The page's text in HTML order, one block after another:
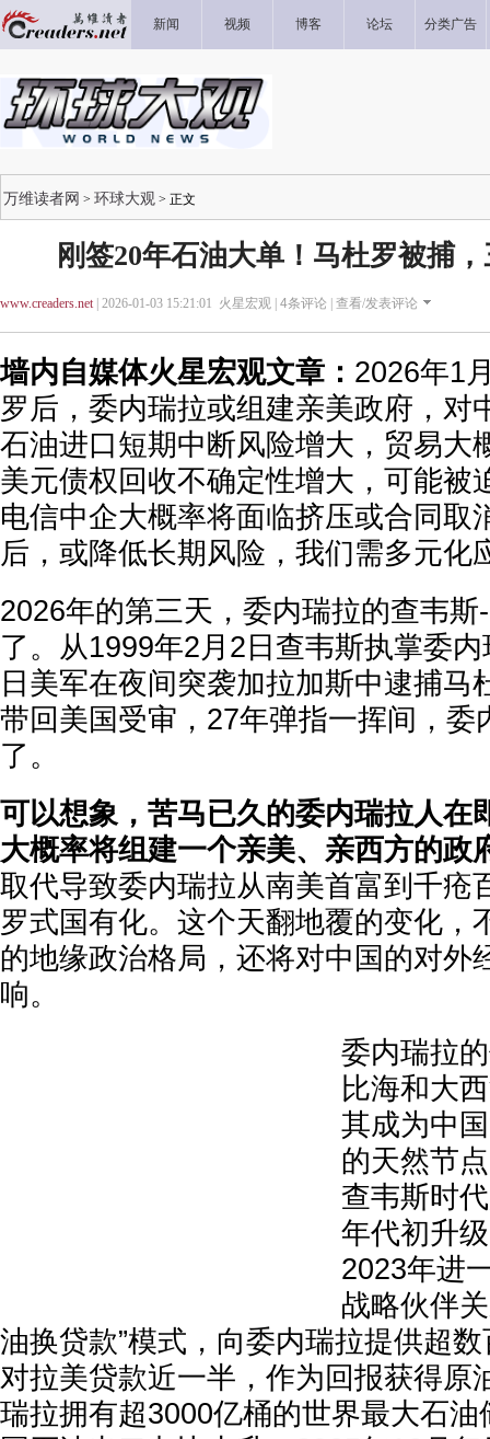
新闻 视频 博客 论坛 分类广告
万维读者网 > 环球大观 > 正文
刚签20年石油大单！马杜罗被捕
www.creaders.net| 2026-01-03 15:21:01 火星宏观 | 4条评论 | 查看/发表评论
墙内自媒体火星宏观文章： 2026年1
罗后，委内瑞拉或组建亲美政府，对
石油进口短期中断风险增大，贸易大
美元债权回收不确定性增大，可能被
电信中企大概率将面临挤压或合同取
后，或降低长期风险，我们需多元化
2026年的第三天，委内瑞拉的查韦
了。从1999年2月2日查韦斯执掌委
日美军在夜间突袭加拉加斯中逮捕马
带回美国受审，27年弹指一挥间，委
了。
可以想象，苦马已久的委内瑞拉人在
大概率将组建一个亲美、亲西方的政
取代导致委内瑞拉从南美首富到千疮
罗式国有化。这个天翻地覆的变化，
的地缘政治格局，还将对中国的对外
响。
委内瑞拉
比海和大
其成为中
的天然节
查韦斯时
年代初升
2023年进
战略伙伴
油换贷款”模式，向委内瑞拉提供超
对拉美贷款近一半，作为回报获得原
瑞拉拥有超3000亿桶的世界最大石